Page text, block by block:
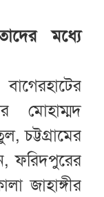
মধ্যে
মোহাম্মদ
চট্টগ্রামের
ফরিদপুরের
জাহাঙ্গীর